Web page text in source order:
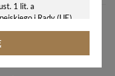
1 lit. a
i Rady (UE)
ochrony osób
danych